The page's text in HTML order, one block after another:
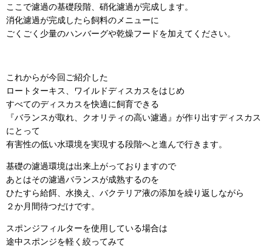
ここで濾過の基礎段階、硝化濾過が完成します。
消化濾過が完成したら飼料のメニューに
ごくごく少量のハンバーグや乾燥フードを加えてください。
これからが今回ご紹介した
ロートターキス、ワイルドディスカスをはじめ
すべてのディスカスを快適に飼育できる
『バランスが取れ、クオリティの高い濾過』が作り出すディスカス
にとって
有害性の低い水環境を実現する段階へと進んで行きます。
基礎の濾過環境は出来上がっておりますので
あとはその濾過バランスが成熟するのを
ひたすら給餌、水換え、バクテリア液の添加を繰り返しながら
２か月間待つだけです。
スポンジフィルターを使用している場合は
途中スポンジを軽く絞ってみて